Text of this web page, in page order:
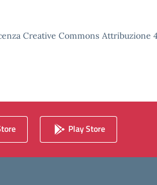
Creative Commons Attribuzione
Play Store